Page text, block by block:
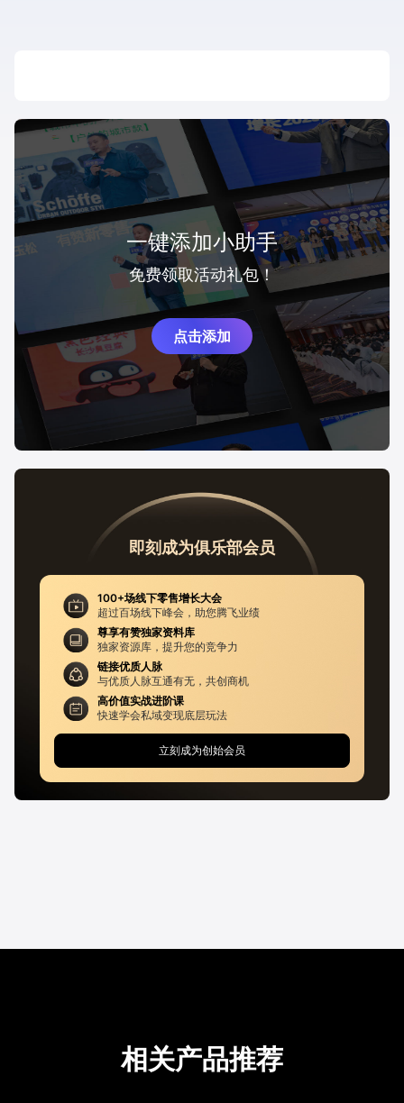
一键添加小助手
免费领取活动礼包！
点击添加
即刻成为俱乐部会员
100+场线下零售增长大会
超过百场线下峰会，助您腾飞业绩
尊享有赞独家资料库
独家资源库，提升您的竞争力
链接优质人脉
与优质人脉互通有无，共创商机
高价值实战进阶课
快速学会私域变现底层玩法
立刻成为创始会员
相关产品推荐